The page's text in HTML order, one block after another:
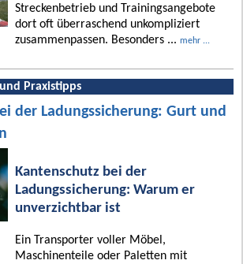
Streckenbetrieb und Trainingsangebote
dort oft überraschend unkompliziert
zusammenpassen. Besonders ... mehr ...
Praxistipps
der Ladungssicherung: Gurt und
Kantenschutz bei der
Ladungssicherung: Warum er
unverzichtbar ist
Ein Transporter voller Möbel,
Maschinenteile oder Paletten mit